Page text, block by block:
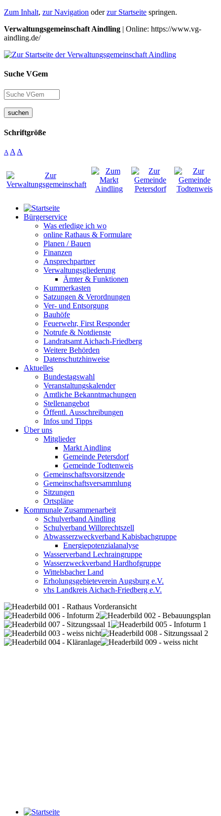
Zum Inhalt, zur Navigation oderzur Startseite springen.
Verwaltungsgemeinschaft Aindling | Online: https://www.vg-
aindling.de/
Suche VGem
suchen
Schriftgröße
A A A
Bürgerservice
Was erledige ich wo
online Rathaus & Formulare
Planen / Bauen
Finanzen
Ansprechpartner
Verwaltungsgliederung
Ämter & Funktionen
Kummerkasten
Satzungen & Verordnungen
Ver- und Entsorgung
Bauhöfe
Feuerwehr, First Responder
Notrufe & Notdienste
Landratsamt Aichach-Friedberg
Weitere Behörden
Datenschutzhinweise
Aktuelles
Bundestagswahl
Veranstaltungskalender
Amtliche Bekanntmachungen
Stellenangebot
Öffentl. Ausschreibungen
Infos und Tipps
Über uns
Mitglieder
Markt Aindling
Gemeinde Petersdorf
Gemeinde Todtenweis
Gemeinschaftsvorsitzende
Gemeinschaftsversammlung
Sitzungen
Ortspläne
Kommunale Zusammenarbeit
Schulverband Aindling
Schulverband Willprechtszell
Abwasserzweckverband Kabisbachgruppe
Energiepotenzialanalyse
Wasserverband Lechraingruppe
Wasserzweckverband Hardhofgruppe
Wittelsbacher Land
Erholungsgebieteverein Augsburg e.V.
vhs Landkreis Aichach-Friedberg e.V.